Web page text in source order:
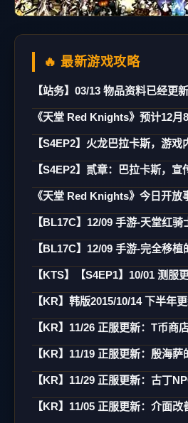
🔥 最新游戏攻略
【站务】03/13 物品资料已经更新